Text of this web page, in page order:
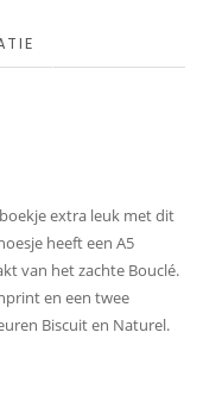
extra leuk met dit
heeft een A5
van het zachte Bouclé.
en een twee
Biscuit en Naturel.